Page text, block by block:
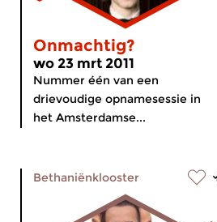
Onmachtig?
wo 23 mrt 2011
Nummer één van een
drievoudige opnamesessie in
het Amsterdamse...
Bethaniënklooster